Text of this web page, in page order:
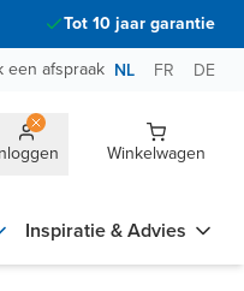
Tot 10 jaar garantie
een afspraak NL FR DE
Winkelwagen
Inspiratie & Advies